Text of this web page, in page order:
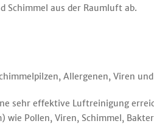
Schimmel aus der Raumluft ab.
Allergenen, Viren
sehr effektive Luftreinigung
Pollen, Viren, Schimmel,